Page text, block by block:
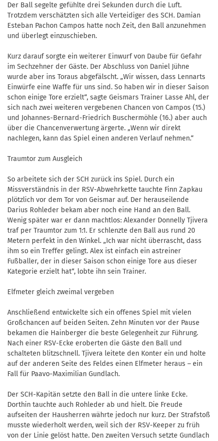
Der Ball segelte gefühlte drei Sekunden durch die Luft.
Trotzdem verschätzten sich alle Verteidiger des SCH. Damian
Esteban Pachon Campos hatte noch Zeit, den Ball anzunehmen
und überlegt einzuschieben.
Kurz darauf sorgte ein weiterer Einwurf von Daube für Gefahr
im Sechzehner der Gäste. Der Abschluss von Daniel Jühne
wurde aber ins Toraus abgefälscht. „Wir wissen, dass Lennarts
Einwürfe eine Waffe für uns sind. So haben wir in dieser Saison
schon einige Tore erzielt“, sagte Geismars Trainer Lasse Ahl, der
sich nach zwei weiteren vergebenen Chancen von Campos (15.)
und Johannes-Bernard-Friedrich Buschermöhle (16.) aber auch
über die Chancenverwertung ärgerte. „Wenn wir direkt
nachlegen, kann das Spiel einen anderen Verlauf nehmen.“
Traumtor zum Ausgleich
So arbeitete sich der SCH zurück ins Spiel. Durch ein
Missverständnis in der RSV-Abwehrkette tauchte Finn Zapkau
plötzlich vor dem Tor von Geismar auf. Der herauseilende
Darius Rohleder bekam aber noch eine Hand an den Ball.
Wenig später war er dann machtlos: Alexander Donnelly Tjivera
traf per Traumtor zum 1:1. Er schlenzte den Ball aus rund 20
Metern perfekt in den Winkel. „Ich war nicht überrascht, dass
ihm so ein Treffer gelingt. Alex ist einfach ein astreiner
Fußballer, der in dieser Saison schon einige Tore aus dieser
Kategorie erzielt hat“, lobte ihn sein Trainer.
Elfmeter gleich zweimal vergeben
Anschließend entwickelte sich ein offenes Spiel mit vielen
Großchancen auf beiden Seiten. Zehn Minuten vor der Pause
bekamen die Hainberger die beste Gelegenheit zur Führung.
Nach einer RSV-Ecke eroberten die Gäste den Ball und
schalteten blitzschnell. Tjivera leitete den Konter ein und holte
auf der anderen Seite des Feldes einen Elfmeter heraus – ein
Fall für Paavo-Maximilian Gundlach.
Der SCH-Kapitän setzte den Ball in die untere linke Ecke.
Dorthin tauchte auch Rohleder ab und hielt. Die Freude
aufseiten der Hausherren währte jedoch nur kurz. Der Strafstoß
musste wiederholt werden, weil sich der RSV-Keeper zu früh
von der Linie gelöst hatte. Den zweiten Versuch setzte Gundlach